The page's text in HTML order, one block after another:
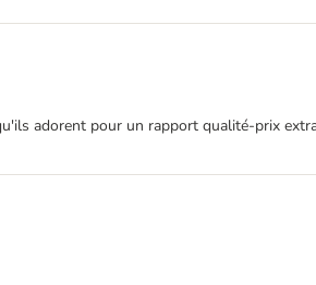
adorent pour un rapport qualité-prix extra